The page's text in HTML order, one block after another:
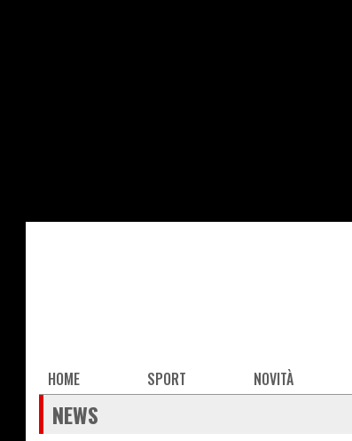
Main
navigation
HOME SPORT NOVITÀ
NEWS